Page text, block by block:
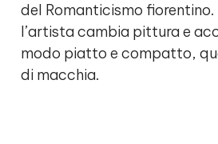
del Romanticismo
l’artista cambia pittura e
modo piatto e compatto,
di macchia.